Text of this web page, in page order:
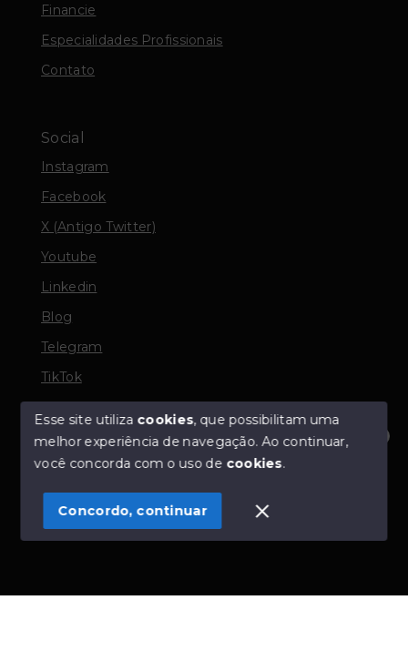
Olá! Estamos disponíveis para te ajudar.
Financie
Especialidades Profissionais
Contato
Social
Instagram
Facebook
X (Antigo Twitter)
Youtube
Linkedin
Blog
Telegram
TikTok
© Copyright 2026 - TORQUATO ∴ Corretor de Imóveis
- CRECI 42643f | 136.004f Perito Avaliador CNAI 37357
SITE PARA IMOBILIARIA
Esse site utiliza cookies, que possibilitam uma
melhor experiência de navegação.Ao continuar,
você concorda com o uso de cookies.
Concordo, continuar